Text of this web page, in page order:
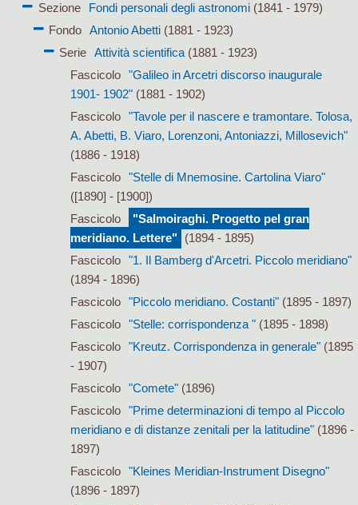
Sezione
Fondi personali degli astronomi(1841 - 1979)
Fondo Antonio Abetti(1881 - 1923)
Serie
Attività scientifica (1881 - 1923)
Fascicolo
"Galileo in Arcetri discorso inaugurale
1901- 1902"(1881 - 1902)
Fascicolo
"Tavole per il nascere e tramontare. Tolosa,
A. Abetti, B. Viaro, Lorenzoni, Antoniazzi, Millosevich"
(1886 - 1918)
Fascicolo
"Stelle di Mnemosine. Cartolina Viaro"
([1890] - [1900])
Fascicolo
"Salmoiraghi. Progetto pel gran
meridiano. Lettere"
(1894 - 1895)
Fascicolo
"1. Il Bamberg d'Arcetri. Piccolo meridiano"
(1894 - 1896)
Fascicolo
"Piccolo meridiano. Costanti"(1895 - 1897)
Fascicolo
"Stelle: corrispondenza "(1895 - 1898)
Fascicolo
"Kreutz. Corrispondenza in generale"(1895
- 1907)
Fascicolo
"Comete"(1896)
Fascicolo
"Prime determinazioni di tempo al Piccolo
meridiano e di distanze zenitali per la latitudine"(1896 -
1897)
Fascicolo
"Kleines Meridian-Instrument Disegno"
(1896 - 1897)